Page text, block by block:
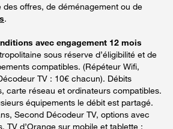
des offres, de déménagement ou de
.
avec engagement 12 mois
sous réserve d’éligibilité et de
compatibles. (Répéteur Wifi,
TV : 10€ chacun). Débits
carte réseau et ordinateurs compatibles.
équipements le débit est partagé.
Second Décodeur TV, options avec
TV d’Orange sur mobile et tablette :